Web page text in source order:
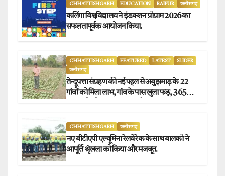
CHHATTISHGARH EDUCATION RAIPUR छत्तीसगढ़
कलिंगा विश्वविद्यालय ने इंडक्शन प्रोग्राम 2026 का
सफलतापूर्वक आयोजन किया.
CHHATTISHGARH FEATURED LATEST
SLIDER
छत्तीसगढ़
तेन्दूपत्ता संग्रहण की नई पहल से अबुझमाड़ के 22
गांवों को मिला लाभ, गांव के पास खुला फड़, 365
CHHATTISHGARH छत्तीसगढ़
नए बीटीएपी एल्यूमिना रेलवे रेक के साथ बालको ने
आपूर्ति श्रृंखला को किया और मजबूत.